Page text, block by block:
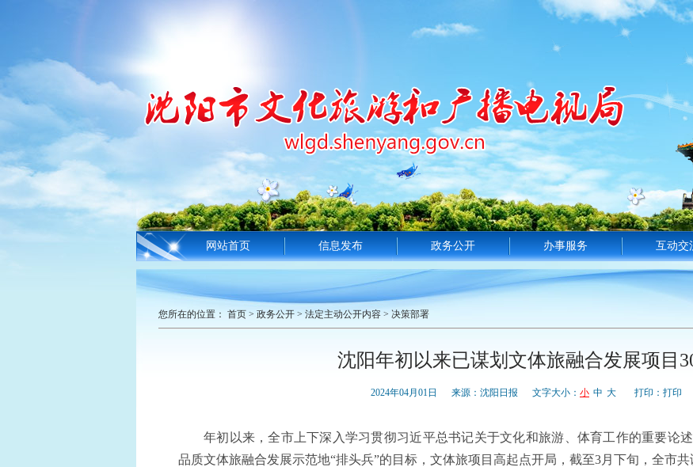
网站首页 信息发布 政务公开 办事服务 互动交
您所在的位置： 首页 > 政务公开 > 法定主动公开内容 > 决策部署
沈阳年初以来已谋划文体旅融合发展项目
2024年04月01日 来源：沈阳日报 文字大小： 小 中 大 打印： 打印
年初以来，全市上下深入学习贯彻习近平总书记关于文化和旅游、体育工作的重要论
品质文体旅融合发展示范地“排头兵”的目标，文体旅项目高起点开局，截至3月下旬，全市